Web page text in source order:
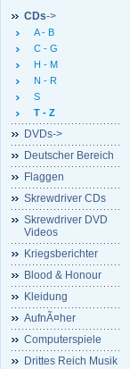
CDs->
A - B
C - G
H - M
N - R
S
T - Z
DVDs->
Deutscher Bereich
Flaggen
Skrewdriver CDs
Skrewdriver DVD
Videos
Kriegsberichter
Blood & Honour
Kleidung
AufnÃ¤her
Computerspiele
Drittes Reich Musik